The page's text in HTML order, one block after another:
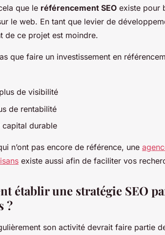
que le référencement SEO existe pour
le web. En tant que levier de
de ce projet est moindre.
que faire un investissement en
de visibilité
de rentabilité
capital durable
n’ont pas encore de référence, une
existe aussi afin de faciliter vos
établir une stratégie SEO
?
son activité devrait faire partie